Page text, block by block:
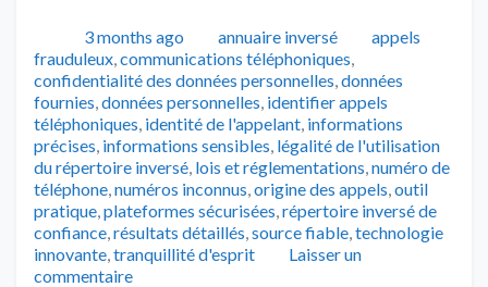
Publié3 months ago Catégories
annuaire inversé Tags
appels
frauduleux,communications téléphoniques,
confidentialité des données personnelles,données
fournies,données personnelles, identifier appels
téléphoniques, identité de l'appelant, informations
précises, informations sensibles, légalité de l'utilisation
du répertoire inversé, lois et réglementations,numéro de
téléphone,numéros inconnus,origine des appels,outil
pratique,plateformes sécurisées,répertoire inversé de
confiance,résultats détaillés,source fiable,technologie
innovante,tranquillité d'esprit
Laisser un
commentaire